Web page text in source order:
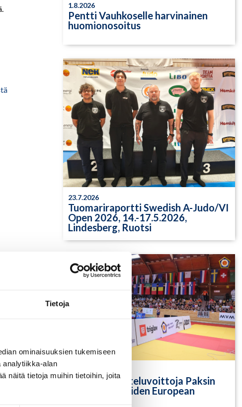
Tietoja
ominaisuuksien tukemiseen
analytiikka-alan
näitä tietoja muihin tietoihin, joita
1.8.2026
Pentti Vauhkoselle harvinainen
huomionosoitus
23.7.2026
Tuomariraportti Swedish A-Judo/VI
Open 2026, 14.-17.5.2026,
Lindesberg, Ruotsi
Yksittäisiä otteluvoittoja Paksin
alle 21-vuotiaiden European